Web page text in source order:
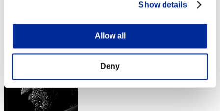
Show details
Allow all
Deny